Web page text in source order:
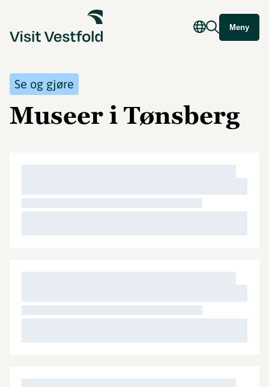
Meny
Se og gjøre
Museer i Tønsberg